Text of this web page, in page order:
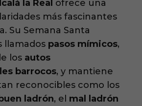
la Real ofrece una
más fascinantes
Su Semana Santa
llamados pasos mímicos,
los autos
barrocos, y mantiene
reconocibles como los
buen ladrón, el mal ladrón